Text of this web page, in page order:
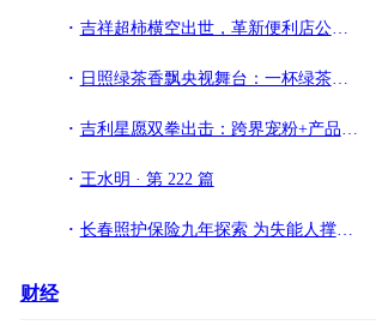
吉祥超柿横空出世，革新便利店公开透明开店新模式​
日照绿茶香飘央视舞台：一杯绿茶里的匠心与山海情怀
吉利星愿双拳出击：跨界宠粉+产品实力斩获下一季度销冠
王水明 · 第 222 篇
长春照护保险九年探索 为失能人撑起“照护伞”
财经